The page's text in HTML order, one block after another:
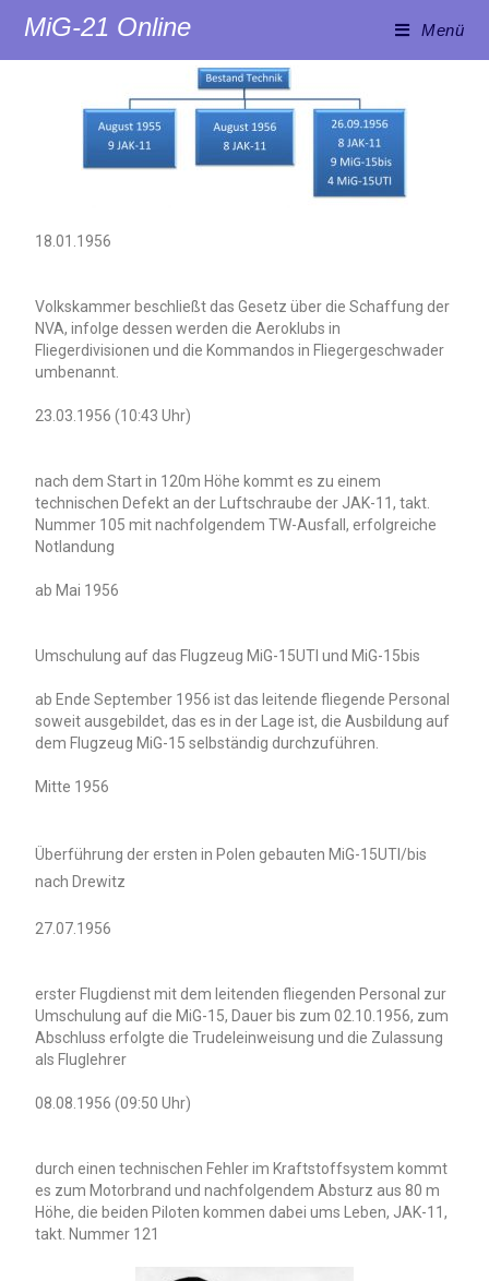
MiG-21 Online Menü
18.01.1956
Volkskammer beschließt das Gesetz über die Schaffung der
NVA, infolge dessen werden die Aeroklubs in
Fliegerdivisionen und die Kommandos in Fliegergeschwader
umbenannt.
23.03.1956 (10:43 Uhr)
nach dem Start in 120m Höhe kommt es zu einem
technischen Defekt an der Luftschraube der JAK-11, takt.
Nummer 105 mit nachfolgendem TW-Ausfall, erfolgreiche
Notlandung
ab Mai 1956
Umschulung auf das Flugzeug MiG-15UTI und MiG-15bis
ab Ende September 1956 ist das leitende fliegende Personal
soweit ausgebildet, das es in der Lage ist, die Ausbildung auf
dem Flugzeug MiG-15 selbständig durchzuführen.
Mitte 1956
Überführung der ersten in Polen gebauten MiG-15UTI/bis
nach Drewitz
27.07.1956
erster Flugdienst mit dem leitenden fliegenden Personal zur
Umschulung auf die MiG-15, Dauer bis zum 02.10.1956, zum
Abschluss erfolgte die Trudeleinweisung und die Zulassung
als Fluglehrer
08.08.1956 (09:50 Uhr)
durch einen technischen Fehler im Kraftstoffsystem kommt
es zum Motorbrand und nachfolgendem Absturz aus 80 m
Höhe, die beiden Piloten kommen dabei ums Leben, JAK-11,
takt. Nummer 121